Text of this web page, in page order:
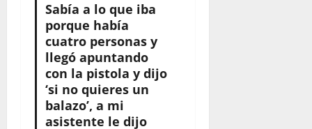
Sabía a lo que iba
porque había
cuatro personas y
llegó apuntando
con la pistola y dijo
‘si no quieres un
balazo’, a mi
asistente le dijo